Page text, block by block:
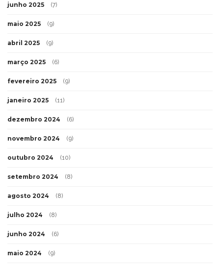
junho 2025 (7)
maio 2025 (9)
abril 2025 (9)
março 2025 (6)
fevereiro 2025 (9)
janeiro 2025 (11)
dezembro 2024 (6)
novembro 2024 (9)
outubro 2024 (10)
setembro 2024 (8)
agosto 2024 (8)
julho 2024 (8)
junho 2024 (6)
maio 2024 (9)